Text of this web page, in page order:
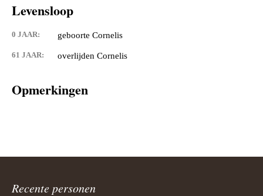
Levensloop
0 JAAR: geboorte Cornelis
61 JAAR: overlijden Cornelis
Opmerkingen
Recente personen